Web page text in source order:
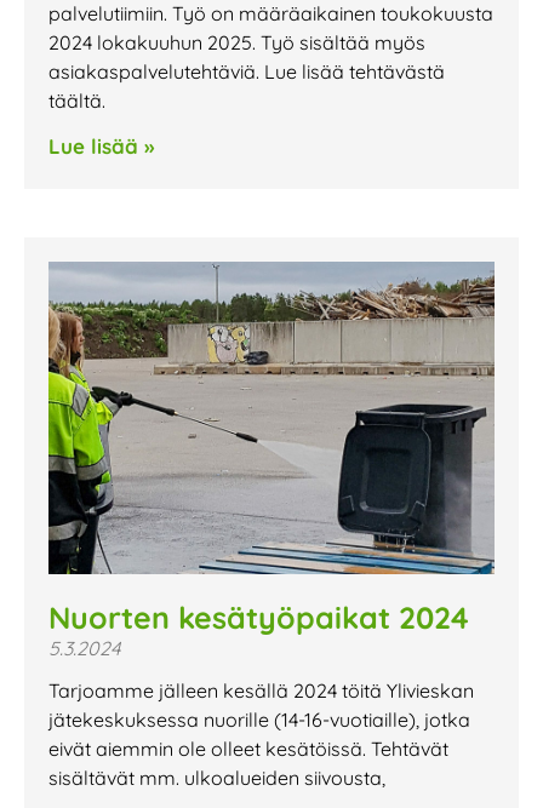
palvelutiimiin. Työ on määräaikainen toukokuusta
2024 lokakuuhun 2025. Työ sisältää myös
asiakaspalvelutehtäviä. Lue lisää tehtävästä
täältä.
Lue lisää »
Nuorten kesätyöpaikat 2024
5.3.2024
Tarjoamme jälleen kesällä 2024 töitä Ylivieskan
jätekeskuksessa nuorille (14-16-vuotiaille), jotka
eivät aiemmin ole olleet kesätöissä. Tehtävät
sisältävät mm. ulkoalueiden siivousta,